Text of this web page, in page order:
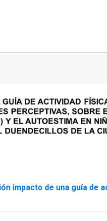
impacto de una guía de